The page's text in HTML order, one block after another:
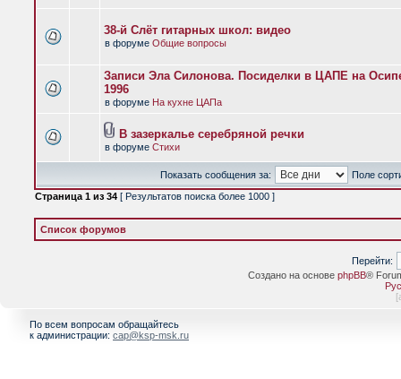
38-й Слёт гитарных школ: видео
в форуме Общие вопросы
Записи Эла Силонова. Посиделки в ЦАПЕ на
1996
в форуме На кухне ЦАПа
В зазеркалье серебряной речки
в форуме Стихи
Показать сообщения за:
Поле
Страница 1 из 34 [ Результатов поиска более 1000 ]
Список форумов
Перейти:
Создано на основе phpBB®
[
По всем вопросам обращайтесь
к администрации: cap@ksp-msk.ru